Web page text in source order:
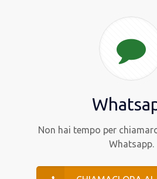
Non hai tempo per
Whatsapp.